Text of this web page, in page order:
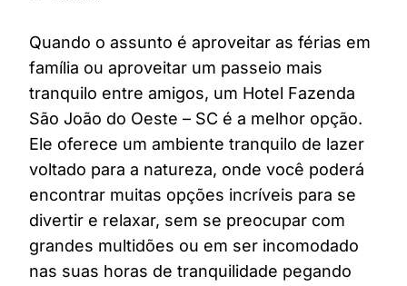
Quando o assunto é aproveitar as férias em
família ou aproveitar um passeio mais
tranquilo entre amigos, um Hotel Fazenda
São João do Oeste – SC é a melhor opção.
Ele oferece um ambiente tranquilo de lazer
voltado para a natureza, onde você poderá
encontrar muitas opções incríveis para se
divertir e relaxar, sem se preocupar com
grandes multidões ou em ser incomodado
nas suas horas de tranquilidade pegando